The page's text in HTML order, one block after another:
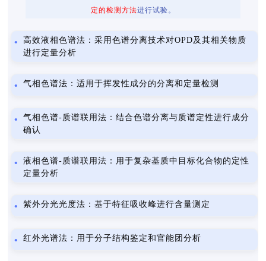
定的检测方法进行试验。
高效液相色谱法：采用色谱分离技术对OPD及其相关物质
进行定量分析
气相色谱法：适用于挥发性成分的分离和定量检测
气相色谱-质谱联用法：结合色谱分离与质谱定性进行成分
确认
液相色谱-质谱联用法：用于复杂基质中目标化合物的定性
定量分析
紫外分光光度法：基于特征吸收峰进行含量测定
红外光谱法：用于分子结构鉴定和官能团分析